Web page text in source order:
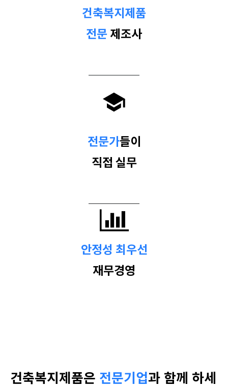
건축복지제품
전문 제조사
전문가들이
직접 실무
안정성 최우선
재무경영
건축복지제품은 전문기업과 함께 하세